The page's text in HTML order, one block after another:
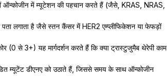
में म्यूटेशन की पहचान करते हैं (जैसे, KRAS, NRAS,
पता लगाता है जैसे स्तन कैंसर में HER2 एम्प्लीफिकेशन या फेफड़ों
(0 से 3+) यह मार्गदर्शन करते हैं कि क्या ट्रास्टुजुमैब थेरेपी काम
म्यूटेंट डीएनए को उठाते हैं, जिससे समय के साथ ऑन्कोजीन